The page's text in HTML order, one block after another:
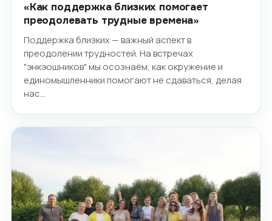
«Как поддержка близких помогает
преодолевать трудные времена»
Поддержка близких — важный аспект в
преодолении трудностей. На встречах
"энкэошников" мы осознаём, как окружение и
единомышленники помогают не сдаваться, делая
нас…